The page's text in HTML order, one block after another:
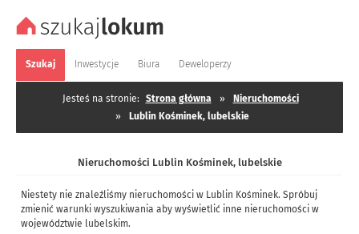
Szukaj Inwestycje Biura Deweloperzy
Jesteś na stronie: Strona główna »
Nieruchomości
»
Lublin Kośminek, lubelskie
Nieruchomości Lublin Kośminek, lubelskie
Niestety nie znaleźliśmy nieruchomości w Lublin Kośminek. Spróbuj
zmienić warunki wyszukiwania aby wyświetlić inne nieruchomości w
województwie lubelskim.